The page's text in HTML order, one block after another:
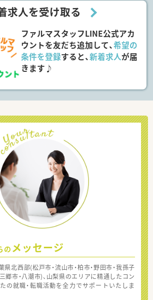
求人を受け取る
ファルマスタッフLINE公式アカ
ウントを友だち追加して、希望の
条件を登録すると、新着求人が届
きます♪
の メッセージ
県北西部(松戸市・流山市・柏市・野田市・我孫子
郷市・八潮市)、山梨県のエリアに精通したコン
の就職・転職活動を全力でサポートいたしま